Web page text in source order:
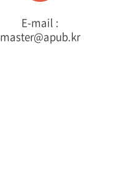
E-mail :
master@apub.kr